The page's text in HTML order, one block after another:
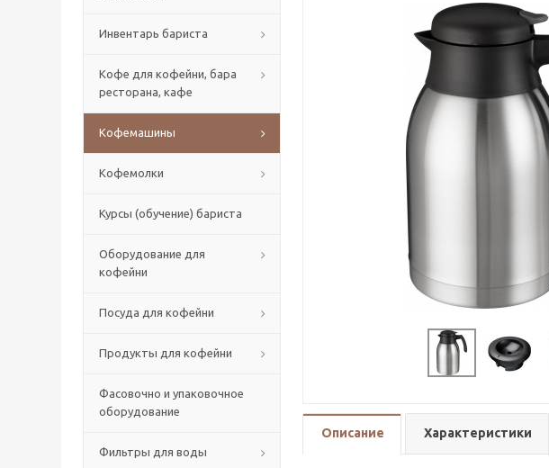
Инвентарь бариста
Кофе для кофейни, бара
ресторана, кафе
Кофемашины
Кофемолки
Курсы (обучение) бариста
Оборудование для
кофейни
Посуда для кофейни
Продукты для кофейни
Фасовочно и упаковочное
оборудование
Фильтры для воды
Описание Характеристики